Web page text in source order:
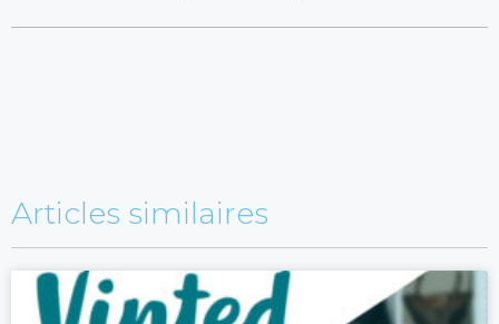
Articles similaires